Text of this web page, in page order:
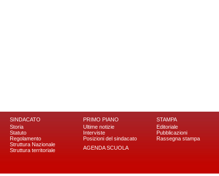
SINDACATO
Storia
Statuto
Regolamento
Struttura Nazionale
Struttura territoriale
PRIMO PIANO
Ultime notizie
Interviste
Posizioni del sindacato
AGENDA SCUOLA
STAMPA
Editoriale
Pubblicazioni
Rassegna stampa